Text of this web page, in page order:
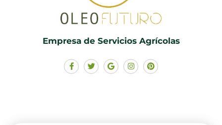
Empresa de Servicios Agrícolas